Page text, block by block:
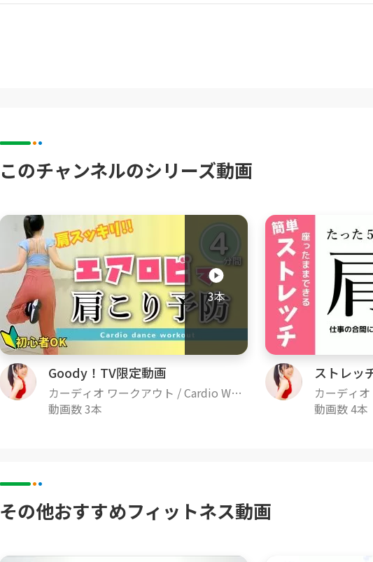
このチャンネルのシリーズ動画
3本
Goody！TV限定動画
カーディオ ワークアウト / Cardio Wor
kout
動画数 3本
ストレッ
カーディ
kout
動画数 4本
その他おすすめフィットネス動画